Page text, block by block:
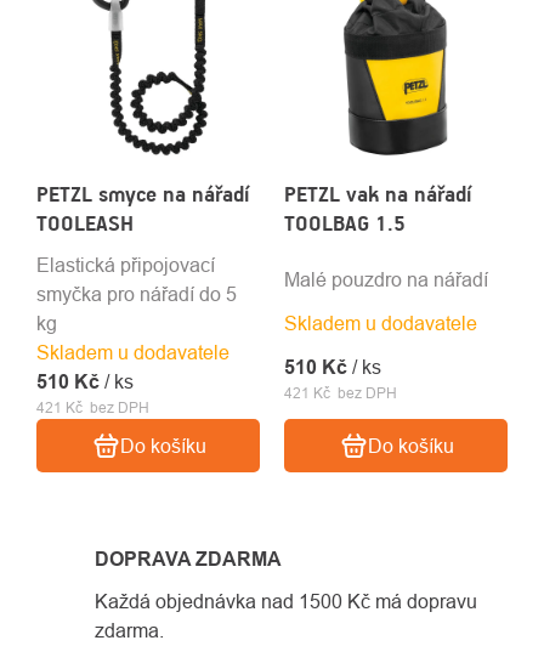
PETZL smyce na nářadí
TOOLEASH
Skladem u dodavatele
421 Kč bez DPH
510 Kč / ks
Do košíku
Elastická připojovací
smyčka pro nářadí do 5
kg
PETZL vak na nářadí
TOOLBAG 1.5
Skladem u dodavatele
421 Kč bez DPH
510 Kč / ks
Do košíku
Malé pouzdro na nářadí
DOPRAVA ZDARMA
Každá objednávka nad 1500 Kč má dopravu
zdarma.